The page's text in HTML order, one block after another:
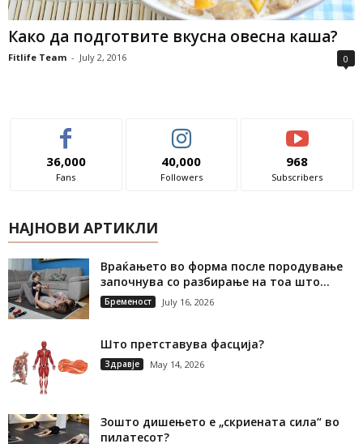
Како да подготвите вкусна овесна каша?
Fitlife Team - July 2, 2016 0
36,000
Fans
40,000
Followers
968
Subscribers
НАЈНОВИ АРТИКЛИ
Враќањето во форма после породување
започнува со разбирање на тоа што...
Бременост July 16, 2026
Што претставува фасција?
Здравје May 14, 2026
Зошто дишењето е „скриената сила“ во
пилатесот?